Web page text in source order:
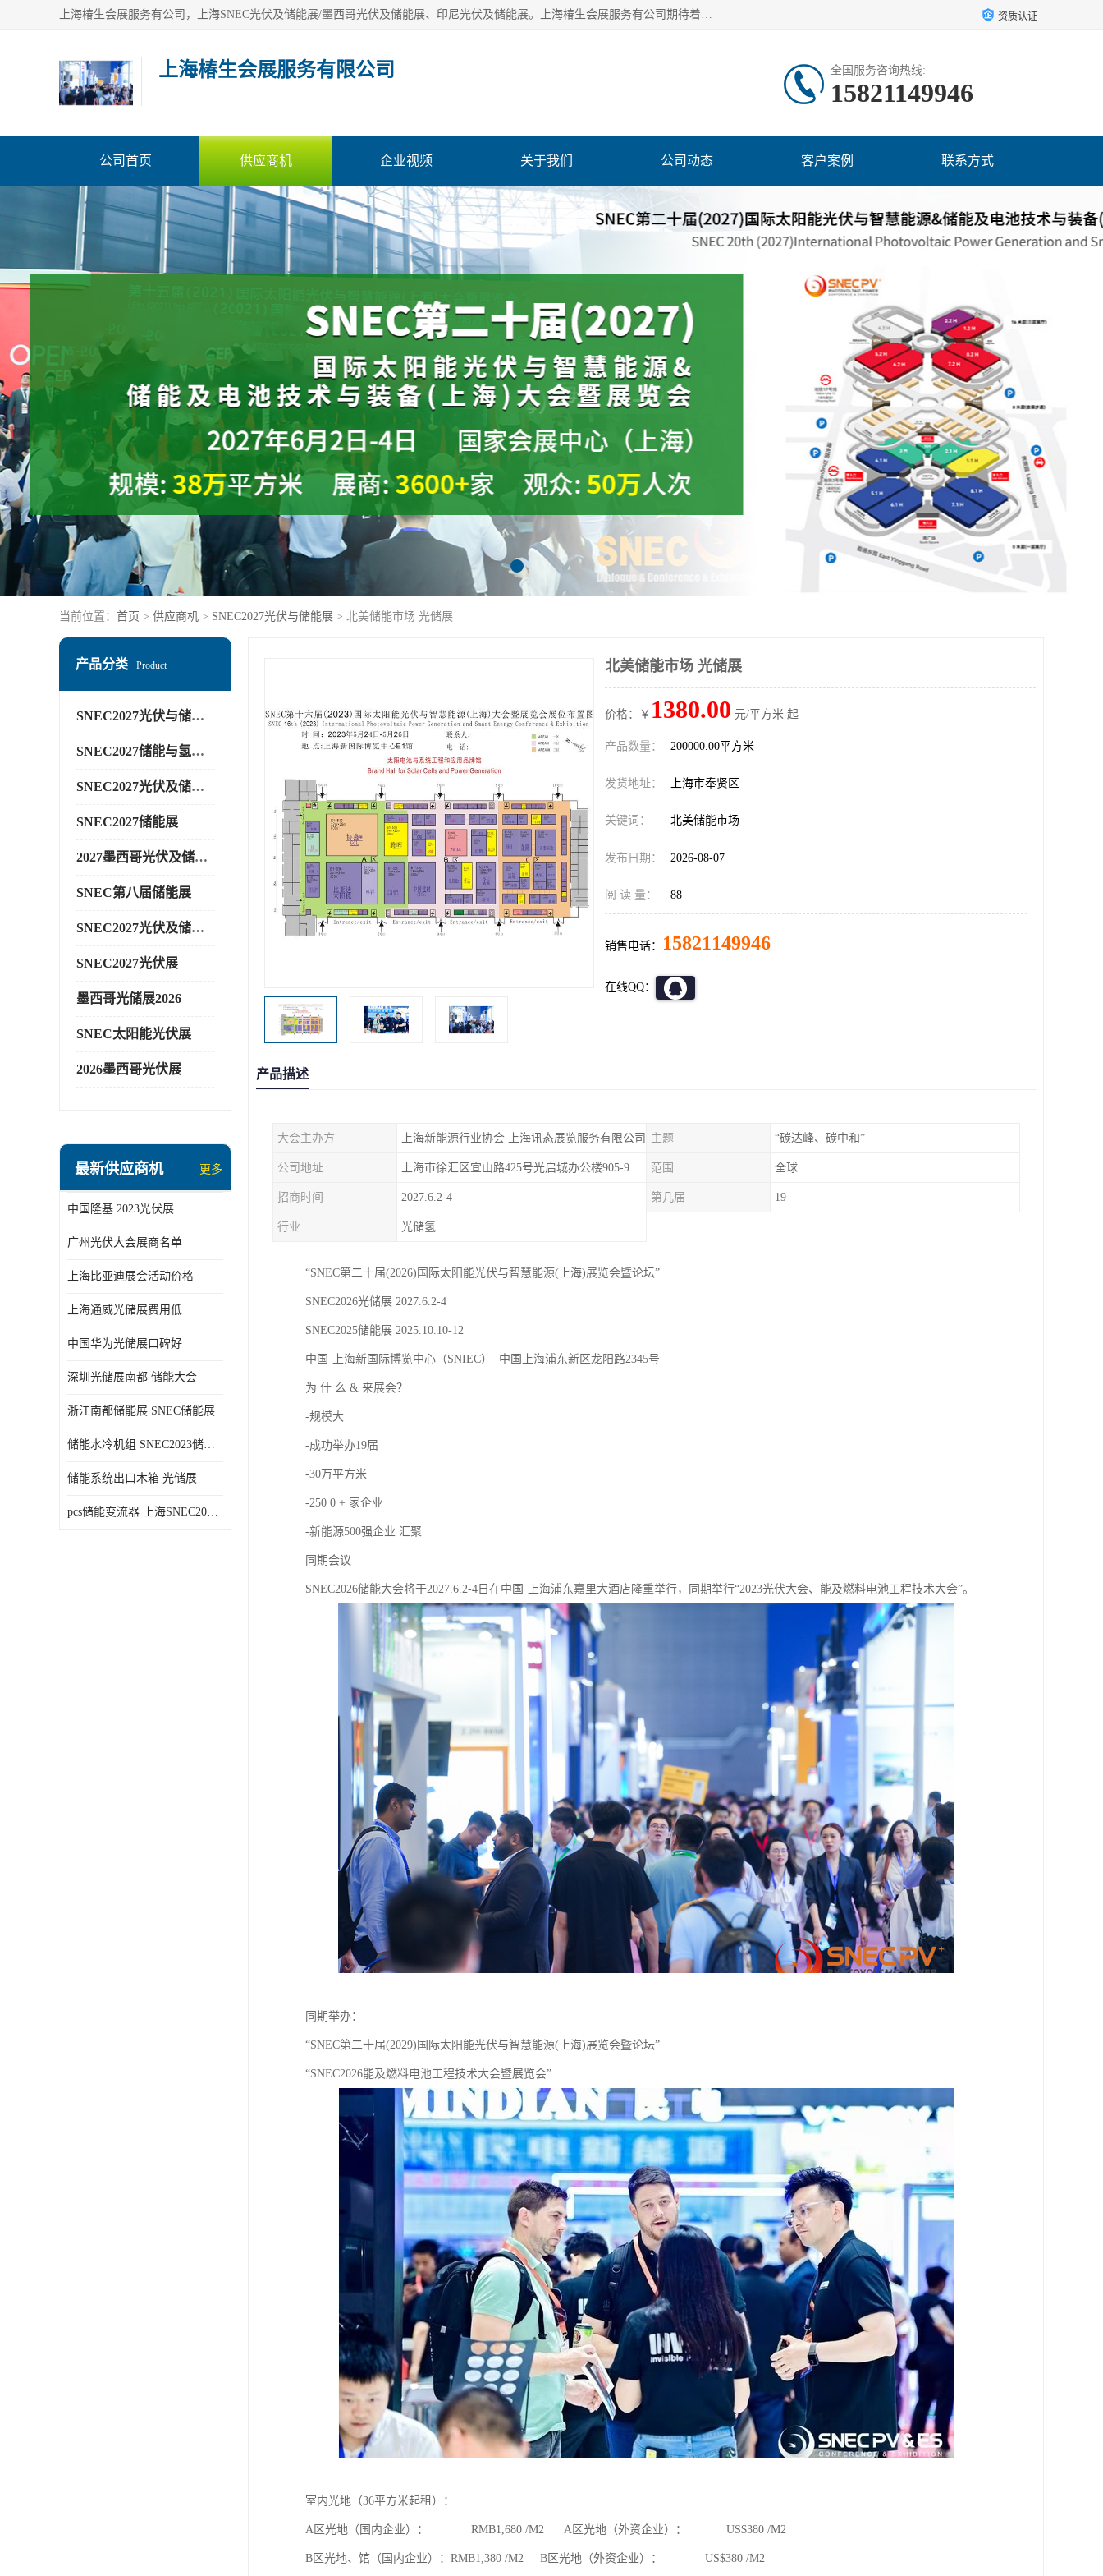
上海椿生会展服务有公司，上海SNEC光伏及储能展/墨西哥光伏及储能展、印尼光伏及储能展。上海椿生会展服务有公司期待着相关业者聚首我们的新能源平台，从产业的视野、以问题为导向，一起把脉中国、亚洲及世界太阳能光伏及储能市场。 资质认证
上海椿生会展服务有限公司 全国服务咨询热线:
15821149946
公司首页 供应商机 企业视频 关于我们 公司动态 客户案例 联系方式
当前位置： 首页 > 供应商机 > SNEC2027光伏与储能展 > 北美储能市场 光储展
产品分类 Product
SNEC2027光伏与储能展
SNEC2027储能与氢能展
SNEC2027光伏及储能展
SNEC2027储能展
2027墨西哥光伏及储能展
SNEC第八届储能展
SNEC2027光伏及储能展
SNEC2027光伏展
墨西哥光储展2026
SNEC太阳能光伏展
2026墨西哥光伏展
最新供应商机 更多
中国隆基 2023光伏展
广州光伏大会展商名单
上海比亚迪展会活动价格
上海通威光储展费用低
中国华为光储展口碑好
深圳光储展南都 储能大会
浙江南都储能展 SNEC储能展
储能水冷机组 SNEC2023储能展
储能系统出口木箱 光储展
pcs储能变流器 上海SNEC2023光伏展
北美储能市场 光储展
价格：￥ 1380.00 元/平方米 起
产品数量： 200000.00平方米
发货地址： 上海市奉贤区
关键词： 北美储能市场
发布日期： 2026-08-07
阅 读 量： 88
销售电话： 15821149946
在线QQ：
产品描述
大会主办方 上海新能源行业协会 上海讯态展览服务有限公司 主题 “碳达峰、碳中和”
公司地址 上海市徐汇区宜山路425号光启城办公楼905-907室 范围 全球
招商时间 2027.6.2-4 第几届 19
行业 光储氢
“SNEC第二十届(2026)国际太阳能光伏与智慧能源(上海)展览会暨论坛”
SNEC2026光储展 2027.6.2-4
SNEC2025储能展 2025.10.10-12
中国·上海新国际博览中心（SNIEC） 中国上海浦东新区龙阳路2345号
为 什 么 & 来展会？
-规模大
-成功举办19届
-30万平方米
-250 0 + 家企业
-新能源500强企业 汇聚
同期会议
SNEC2026储能大会将于2027.6.2-4日在中国·上海浦东嘉里大酒店隆重举行，同期举行“2023光伏大会、能及燃料电池工程技术大会”。
同期举办：
“SNEC第二十届(2029)国际太阳能光伏与智慧能源(上海)展览会暨论坛”
“SNEC2026能及燃料电池工程技术大会暨展览会”
室内光地（36平方米起租）：
A区光地（国内企业）： RMB1,680 /M2 A区光地（外资企业）： US$380 /M2
B区光地、馆（国内企业）：RMB1,380 /M2 B区光地（外资企业）： US$380 /M2